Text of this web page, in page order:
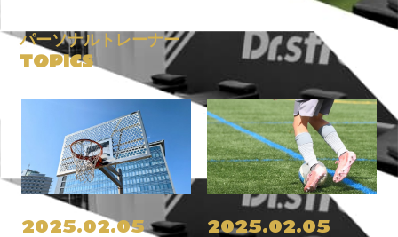
パーソナルトレーナー
2025.02.05 2025.02.05